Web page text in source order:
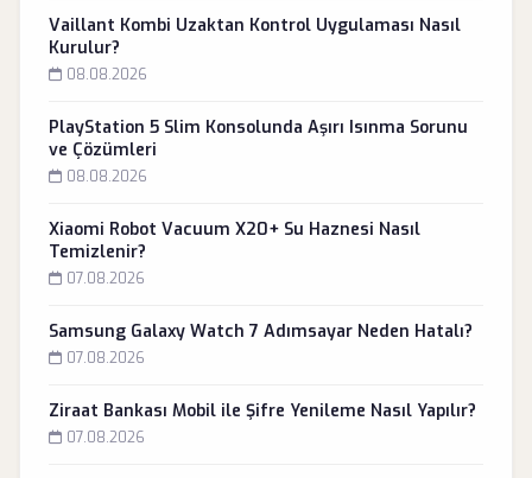
Vaillant Kombi Uzaktan Kontrol Uygulaması Nasıl
Kurulur?
08.08.2026
PlayStation 5 Slim Konsolunda Aşırı Isınma Sorunu
ve Çözümleri
08.08.2026
Xiaomi Robot Vacuum X20+ Su Haznesi Nasıl
Temizlenir?
07.08.2026
Samsung Galaxy Watch 7 Adımsayar Neden Hatalı?
07.08.2026
Ziraat Bankası Mobil ile Şifre Yenileme Nasıl Yapılır?
07.08.2026